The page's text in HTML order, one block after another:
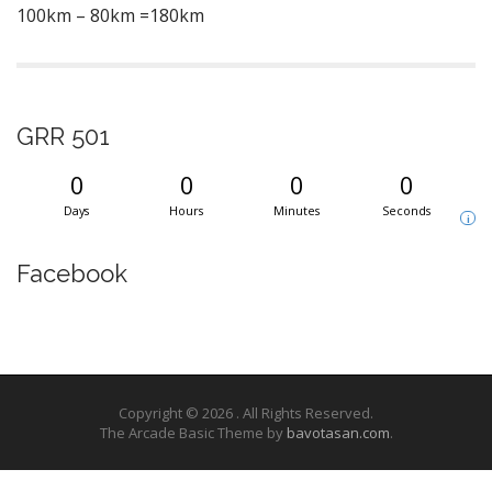
100km – 80km =180km
GRR 501
0
Days
0
Hours
0
Minutes
0
Seconds
i
Facebook
Copyright © 2026 . All Rights Reserved.
The Arcade Basic Theme by bavotasan.com.